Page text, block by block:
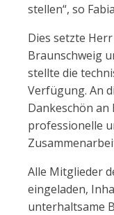
stellen“, so
Dies setzte
Braunschweig
stellte die
Verfügung. An
Dankeschön
professionelle
Alle Mitglieder
eingeladen,
unterhaltsame